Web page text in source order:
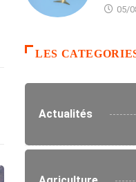
05/
LES
Actualités